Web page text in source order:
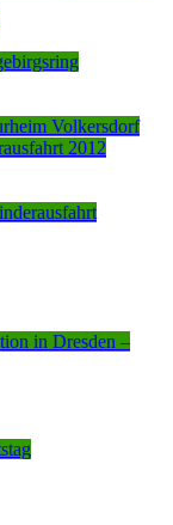
Volkersdorf
2012
in Dresden –